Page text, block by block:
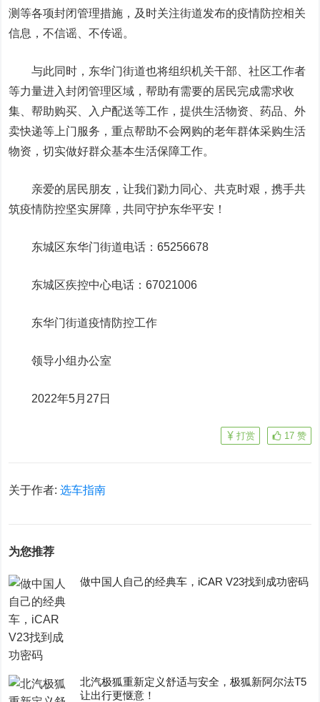
测等各项封闭管理措施，及时关注街道发布的疫情防控相关
信息，不信谣、不传谣。
与此同时，东华门街道也将组织机关干部、社区工作者
等力量进入封闭管理区域，帮助有需要的居民完成需求收
集、帮助购买、入户配送等工作，提供生活物资、药品、外
卖快递等上门服务，重点帮助不会网购的老年群体采购生活
物资，切实做好群众基本生活保障工作。
亲爱的居民朋友，让我们勠力同心、共克时艰，携手共
筑疫情防控坚实屏障，共同守护东华平安！
东城区东华门街道电话：65256678
东城区疾控中心电话：67021006
东华门街道疫情防控工作
领导小组办公室
2022年5月27日
17 赞
打赏
关于作者:选车指南
为您推荐
做中国人自己的经典车，iCAR V23找到成功密码
​北汽极狐重新定义舒适与安全，极狐新阿尔法T5
让出行更惬意！